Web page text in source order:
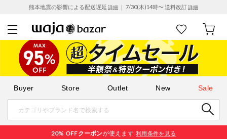
熊本地震の影響による配送遅延 詳細 ｜ 7/30(木)14時〜 送料改訂詳細
Buyer Store Outlet New Sale
20% OFFクーポンが使えます 利用条件を見る